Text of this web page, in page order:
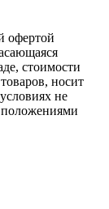
офертой
стоимости
носит
не
положениями